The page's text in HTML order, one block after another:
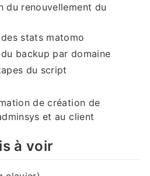
du renouvellement du
stats matomo
backup par domaine
du script
de création de
et au client
à voir